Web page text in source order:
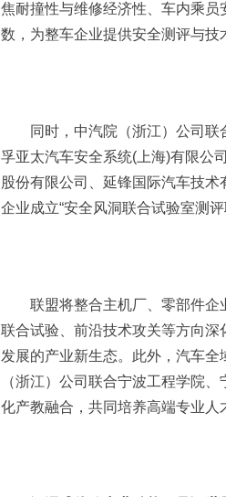
焦耐撞性与维修经济性、车内乘
数，为整车企业提供安全测评与技
同时，中汽院（浙江）公司
孚亚太汽车安全系统(上海)有限公
股份有限公司、延锋国际汽车技
企业成立“安全风洞联合试验室测评
联盟将整合主机厂、零部件企
联合试验、前沿技术攻关等方向
发展的产业新生态。此外，汽车
（浙江）公司联合宁波工程学院
化产教融合，共同培养高端专业人